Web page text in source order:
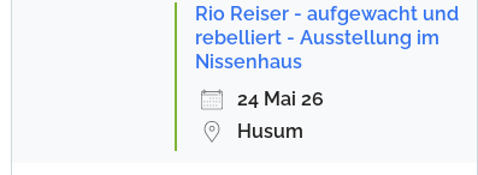
Rio Reiser - aufgewacht und
rebelliert - Ausstellung im
Nissenhaus
24 Mai 26
Husum